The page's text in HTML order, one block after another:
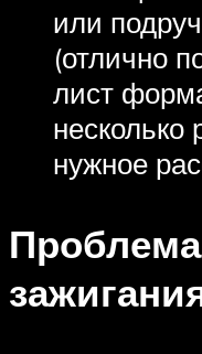
или
(отлично
лист
несколько
нужное